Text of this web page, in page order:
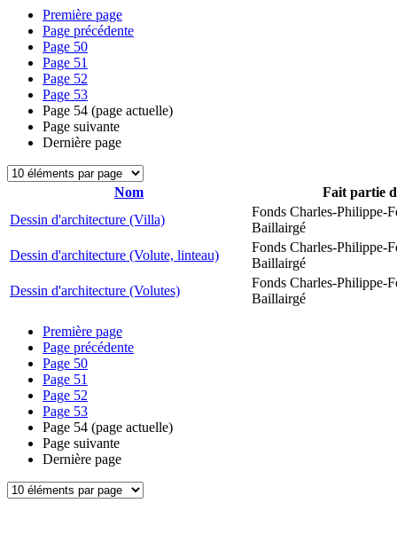
Première page
Page précédente
Page 50
Page 51
Page 52
Page 53
Page 54 (page actuelle)
Page suivante
Dernière page
Nom
Fait partie
Dessin d'architecture (Villa)
Fonds Charles-Philippe-
Baillairgé
Dessin d'architecture (Volute, linteau)
Fonds Charles-Philippe-
Baillairgé
Dessin d'architecture (Volutes)
Fonds Charles-Philippe-
Baillairgé
Première page
Page précédente
Page 50
Page 51
Page 52
Page 53
Page 54 (page actuelle)
Page suivante
Dernière page